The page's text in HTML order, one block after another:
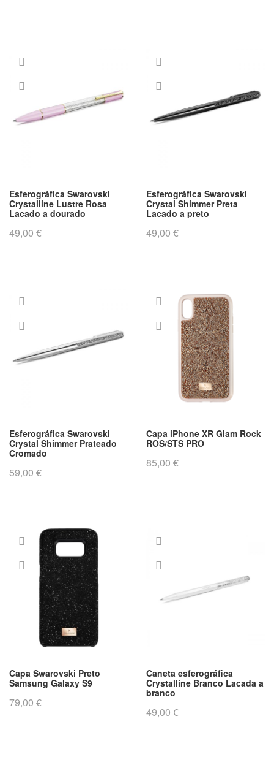
Esferográfica Swarovski
Crystalline Lustre Rosa
Lacado a dourado
49,00 €
Esferográfica Swarovski
Crystal Shimmer Preta
Lacado a preto
49,00 €
Esferográfica Swarovski
Crystal Shimmer Prateado
Cromado
59,00 €
Capa iPhone XR Glam Rock
ROS/STS PRO
85,00 €
Capa Swarovski Preto
Samsung Galaxy S9
79,00 €
Caneta esferográfica
Crystalline Branco Lacada a
branco
49,00 €